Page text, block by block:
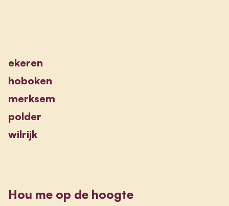
ekeren
hoboken
merksem
polder
wilrijk
Hou me op de hoogte